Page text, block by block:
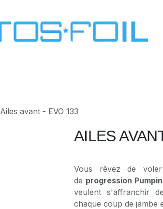
Ailes avant - EVO 133
AILES
Vous rêvez de
de progression
veulent s'affranchir
chaque coup de jambe